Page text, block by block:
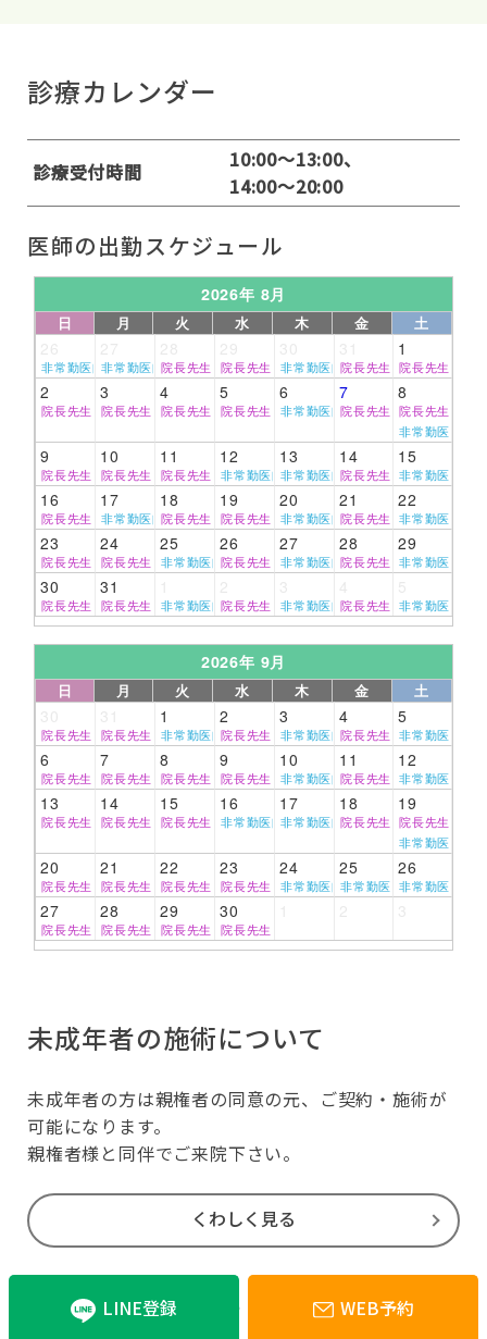
LINE登録 WEB予約
診療カレンダー
診療受付時間
10:00～13:00、
14:00～20:00
医師の出勤スケジュール
2026年 8月
日 月 火 水 木 金 土
1
非常勤医師非常勤医師院長先生 院長先生 非常勤医師院長先生 院長先生
2 3 4 5 6 7 8
院長先生 院長先生 院長先生 院長先生 非常勤医師院長先生 院長先生
非常勤医師
9 10 11 12 13 14 15
院長先生 院長先生 院長先生 非常勤医師非常勤医師院長先生 非常勤医師
16 17 18 19 20 21 22
院長先生 非常勤医師院長先生 院長先生 非常勤医師院長先生 非常勤医師
23 24 25 26 27 28 29
院長先生 院長先生 非常勤医師院長先生 非常勤医師院長先生 非常勤医師
30 31
院長先生 院長先生 非常勤医師院長先生 非常勤医師院長先生 非常勤医師
2026年 9月
日 月 火 水 木 金 土
1 2 3 4 5
院長先生 院長先生 非常勤医師院長先生 非常勤医師院長先生 非常勤医師
6 7 8 9 10 11 12
院長先生 院長先生 院長先生 院長先生 非常勤医師院長先生 非常勤医師
13 14 15 16 17 18 19
院長先生 院長先生 院長先生 非常勤医師非常勤医師院長先生 院長先生
非常勤医師
20 21 22 23 24 25 26
院長先生 院長先生 院長先生 院長先生 非常勤医師非常勤医師非常勤医師
27 28 29 30
院長先生 院長先生 院長先生 院長先生
未成年者の施術について
未成年者の方は親権者の同意の元、ご契約・施術が
可能になります。
親権者様と同伴でご来院下さい。
くわしく見る
施術間隔について